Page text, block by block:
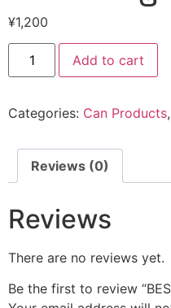
¥1,200
Add to cart
Categories: Can Products,
Reviews (0)
Reviews
There are no reviews yet.
Be the first to review